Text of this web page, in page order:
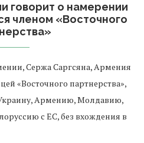
говорит о намерении
членом «Восточного
Сержа Саргсяна, Армения
«Восточного партнерства»,
Армению, Молдавию,
с ЕС, без вхождения в